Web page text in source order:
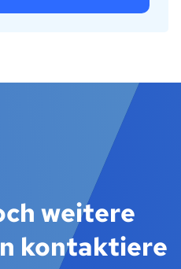
weitere
kontaktiere